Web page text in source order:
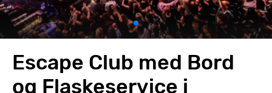
Escape Club med Bord
og Flaskeservice i